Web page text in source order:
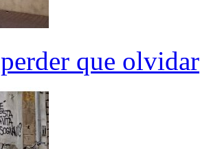
que olvidar